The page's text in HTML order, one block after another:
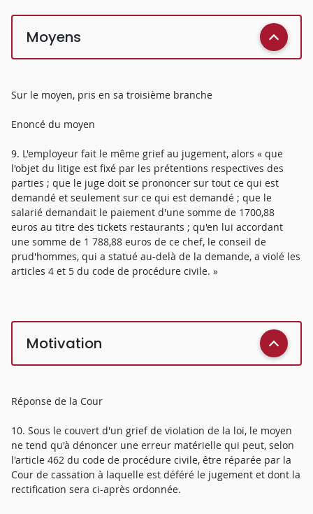
Moyens
Sur le moyen, pris en sa troisième branche
Enoncé du moyen
9. L'employeur fait le même grief au jugement, alors « que
l'objet du litige est fixé par les prétentions respectives des
parties ; que le juge doit se prononcer sur tout ce qui est
demandé et seulement sur ce qui est demandé ; que le
salarié demandait le paiement d'une somme de 1700,88
euros au titre des tickets restaurants ; qu'en lui accordant
une somme de 1 788,88 euros de ce chef, le conseil de
prud'hommes, qui a statué au-delà de la demande, a violé les
articles 4 et 5 du code de procédure civile. »
Motivation
Réponse de la Cour
10. Sous le couvert d'un grief de violation de la loi, le moyen
ne tend qu'à dénoncer une erreur matérielle qui peut, selon
l'article 462 du code de procédure civile, être réparée par la
Cour de cassation à laquelle est déféré le jugement et dont la
rectification sera ci-après ordonnée.